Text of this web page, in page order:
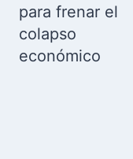
para frenar el
colapso
económico